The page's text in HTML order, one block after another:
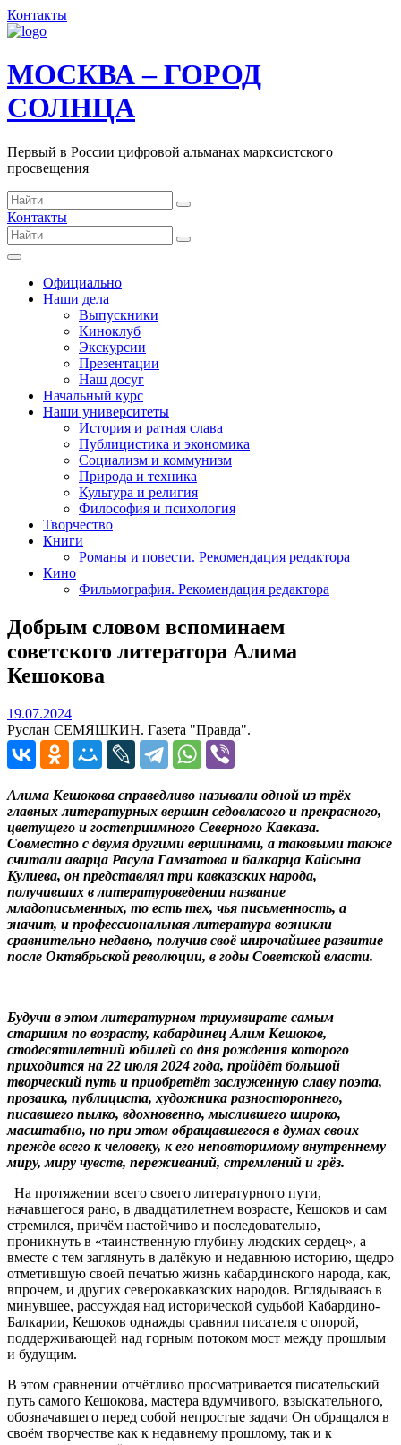
Контакты
МОСКВА – ГОРОД
СОЛНЦА
Первый в России цифровой альманах марксистского
просвещения
Контакты
Официально
Наши дела
Выпускники
Киноклуб
Экскурсии
Презентации
Наш досуг
Начальный курс
Наши университеты
История и ратная слава
Публицистика и экономика
Социализм и коммунизм
Природа и техника
Культура и религия
Философия и психология
Творчество
Книги
Романы и повести. Рекомендация редактора
Кино
Фильмография. Рекомендация редактора
Добрым словом вспоминаем
советского литератора Алима
Кешокова
19.07.202419.07.2024
Руслан СЕМЯШКИН. Газета "Правда".
Алима Кешокова справедливо называли одной из трёх
главных литературных вершин седовласого и прекрасного,
цветущего и гостеприимного Северного Кавказа.
Совместно с двумя другими вершинами, а таковыми также
считали аварца Расула Гамзатова и балкарца Кайсына
Кулиева, он представлял три кавказских народа,
получивших в литературоведении название
младописьменных, то есть тех, чья письменность, а
значит, и профессиональная литература возникли
сравнительно недавно, получив своё широчайшее развитие
после Октябрьской революции, в годы Советской власти.
Будучи в этом литературном триумвирате самым
старшим по возрасту, кабардинец Алим Кешоков,
стодесятилетний юбилей со дня рождения которого
приходится на 22 июля 2024 года, пройдёт большой
творческий путь и приобретёт заслуженную славу поэта,
прозаика, публициста, художника разностороннего,
писавшего пылко, вдохновенно, мыслившего широко,
масштабно, но при этом обращавшегося в думах своих
прежде всего к человеку, к его неповторимому внутреннему
миру, миру чувств, переживаний, стремлений и грёз.
На протяжении всего своего литературного пути,
начавшегося рано, в двадцатилетнем возрасте, Кешоков и сам
стремился, причём настойчиво и последовательно,
проникнуть в «таинственную глубину людских сердец», а
вместе с тем заглянуть в далёкую и недавнюю историю, щедро
отметившую своей печатью жизнь кабардинского народа, как,
впрочем, и других северокавказских народов. Вглядываясь в
минувшее, рассуждая над исторической судьбой Кабардино-
Балкарии, Кешоков однажды сравнил писателя с опорой,
поддерживающей над горным потоком мост между прошлым
и будущим.
В этом сравнении отчётливо просматривается писательский
путь самого Кешокова, мастера вдумчивого, взыскательного,
обозначавшего перед собой непростые задачи Он обращался в
своём творчестве как к недавнему прошлому, так и к